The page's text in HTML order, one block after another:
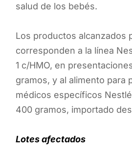
salud de los bebés.
Los productos alcanzados
corresponden a la línea
1 c/HMO, en
gramos, y al alimento para
médicos específicos
400 gramos, importado
Lotes afectados